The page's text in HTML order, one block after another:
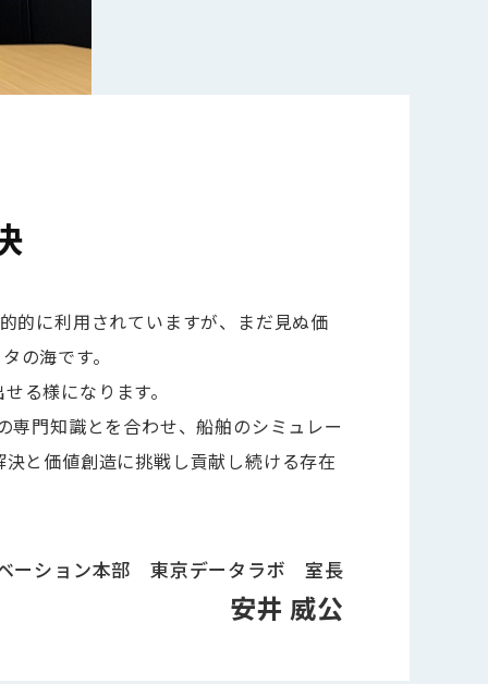
的に利用されていますが、まだ見ぬ価
の海です。
る様になります。
専門知識とを合わせ、船舶のシミュレー
と価値創造に挑戦し貢献し続ける存在
ーション本部 東京データラボ 室長
安井 威公